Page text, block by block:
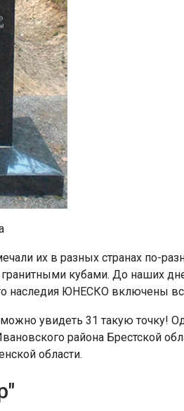
их в разных странах по-
кубами. До наших
наследия ЮНЕСКО включены
увидеть 31 такую точку!
района Брестской
области.